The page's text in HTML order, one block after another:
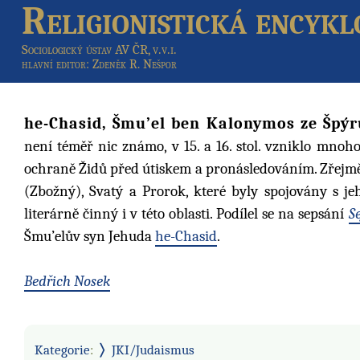
Religionistická
Sociologický ústav AV ČR, v.v.i.
hlavní editor: Zdeněk R. Nešpor
he-Chasid, Šmu’el ben Kalonymos ze
není téměř nic známo, v 15. a 16. stol. vzniklo
ochraně Židů před útiskem a pronásledováním.
(Zbožný), Svatý a Prorok, které byly spojovány s
literárně činný i v této oblasti. Podílel se na sepsání
Šmu’elův syn Jehudahe-Chasid.
Bedřich Nosek
Kategorie: JKI/Judaismus